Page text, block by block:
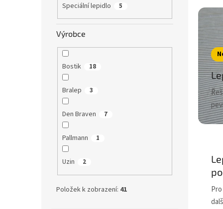
Speciální lepidlo 5
Výrobce
Bostik 18
Bralep 3
Den Braven 7
Pallmann 1
Uzin 2
Položek k zobrazení: 41